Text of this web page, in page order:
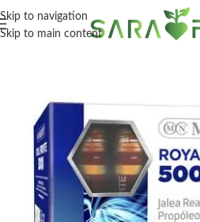
Skip to navigation
Skip to main content